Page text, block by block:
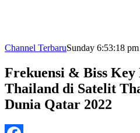
Channel TerbaruSunday 6:53:18 pm
Frekuensi & Biss
Thailand di Satelit
Dunia Qatar 2022